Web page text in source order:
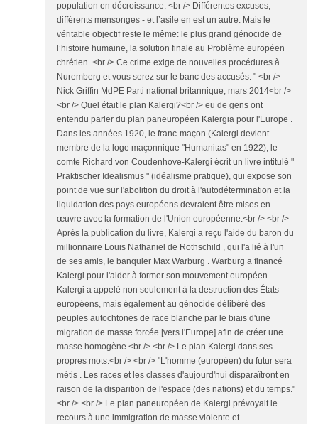
population en décroissance. <br /> Différentes excuses,
différents mensonges - et l’asile en est un autre. Mais le
véritable objectif reste le même: le plus grand génocide de
l’histoire humaine, la solution finale au Problème européen
chrétien. <br /> Ce crime exige de nouvelles procédures à
Nuremberg et vous serez sur le banc des accusés. " <br />
Nick Griffin MdPE Parti national britannique, mars 2014<br />
<br /> Quel était le plan Kalergi?<br /> eu de gens ont
entendu parler du plan paneuropéen Kalergia pour l'Europe .
Dans les années 1920, le franc-maçon (Kalergi devient
membre de la loge maçonnique "Humanitas" en 1922), le
comte Richard von Coudenhove-Kalergi écrit un livre intitulé "
Praktischer Idealismus " (idéalisme pratique), qui expose son
point de vue sur l'abolition du droit à l'autodétermination et la
liquidation des pays européens devraient être mises en
œuvre avec la formation de l'Union européenne.<br /> <br />
Après la publication du livre, Kalergi a reçu l'aide du baron du
millionnaire Louis Nathaniel de Rothschild , qui l'a lié à l'un
de ses amis, le banquier Max Warburg . Warburg a financé
Kalergi pour l'aider à former son mouvement européen.
Kalergi a appelé non seulement à la destruction des États
européens, mais également au génocide délibéré des
peuples autochtones de race blanche par le biais d'une
migration de masse forcée [vers l'Europe] afin de créer une
masse homogène.<br /> <br /> Le plan Kalergi dans ses
propres mots:<br /> <br /> "L'homme (européen) du futur sera
métis . Les races et les classes d'aujourd'hui disparaîtront en
raison de la disparition de l'espace (des nations) et du temps."
<br /> <br /> Le plan paneuropéen de Kalergi prévoyait le
recours à une immigration de masse violente et